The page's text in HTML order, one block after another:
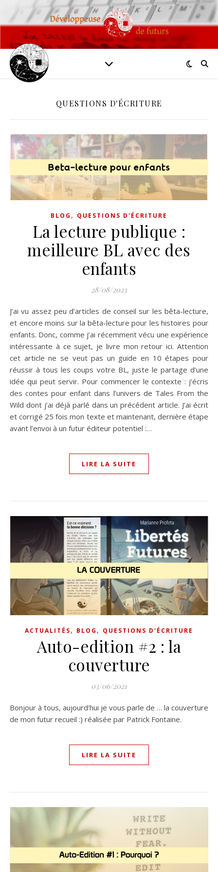
QUESTIONS D'ÉCRITURE
BLOG , QUESTIONS D'ÉCRITURE
La lecture publique :
meilleure BL avec des
enfants
28/08/2023
J’ai vu assez peu d’articles de conseil sur les bêta-lecture,
et encore moins sur la bêta-lecture pour les histoires pour
enfants. Donc, comme j’ai récemment vécu une expérience
intéressante à ce sujet, je livre mon retour ici. Attention
cet article ne se veut pas un guide en 10 étapes pour
réussir à tous les coups votre BL, juste le partage d’une
idée qui peut servir. Pour commencer le contexte : j’écris
des contes pour enfant dans l’univers de Tales From the
Wild dont j’ai déjà parlé dans un précédent article. J’ai écrit
et corrigé 25 fois mon texte et maintenant, dernière étape
avant l’envoi à un futur éditeur potentiel :…
LIRE LA SUITE
ACTUALITÉS, BLOG , QUESTIONS D'ÉCRITURE
Auto-edition #2 : la
couverture
03/06/2021
Bonjour à tous, aujourd'hui je vous parle de … la couverture
de mon futur recueil :) réalisée par Patrick Fontaine.
LIRE LA SUITE